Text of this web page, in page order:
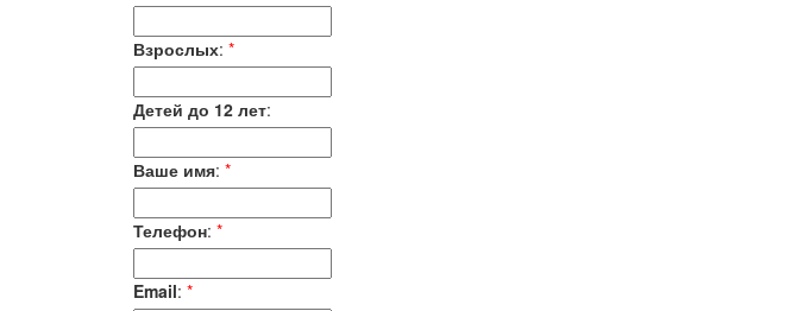
Взрослых: *
Детей до 12 лет:
Ваше имя: *
Телефон: *
Email: *